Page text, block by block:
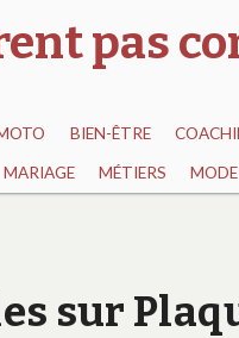
pas
BIEN-ÊTRE
MARIAGE MÉTIERS MODE
sur